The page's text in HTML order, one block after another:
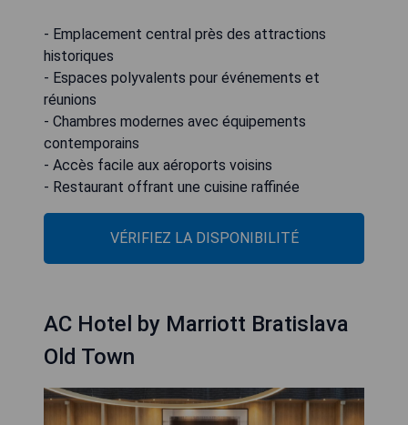
- Emplacement central près des attractions
historiques
- Espaces polyvalents pour événements et
réunions
- Chambres modernes avec équipements
contemporains
- Accès facile aux aéroports voisins
- Restaurant offrant une cuisine raffinée
VÉRIFIEZ LA DISPONIBILITÉ
AC Hotel by Marriott Bratislava
Old Town